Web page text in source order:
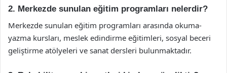
2. Merkezde sunulan eğitim programları nelerdir?
Merkezde sunulan eğitim programları arasında okuma-
yazma kursları, meslek edindirme eğitimleri, sosyal beceri
geliştirme atölyeleri ve sanat dersleri bulunmaktadır.